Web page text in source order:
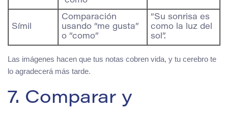
Símil
Comparación
usando “me gusta”
o “como”
“Su sonrisa es
como la luz del
sol”.
Las imágenes hacen que tus notas cobren vida, y tu cerebro te
lo agradecerá más tarde.
7. Comparar y